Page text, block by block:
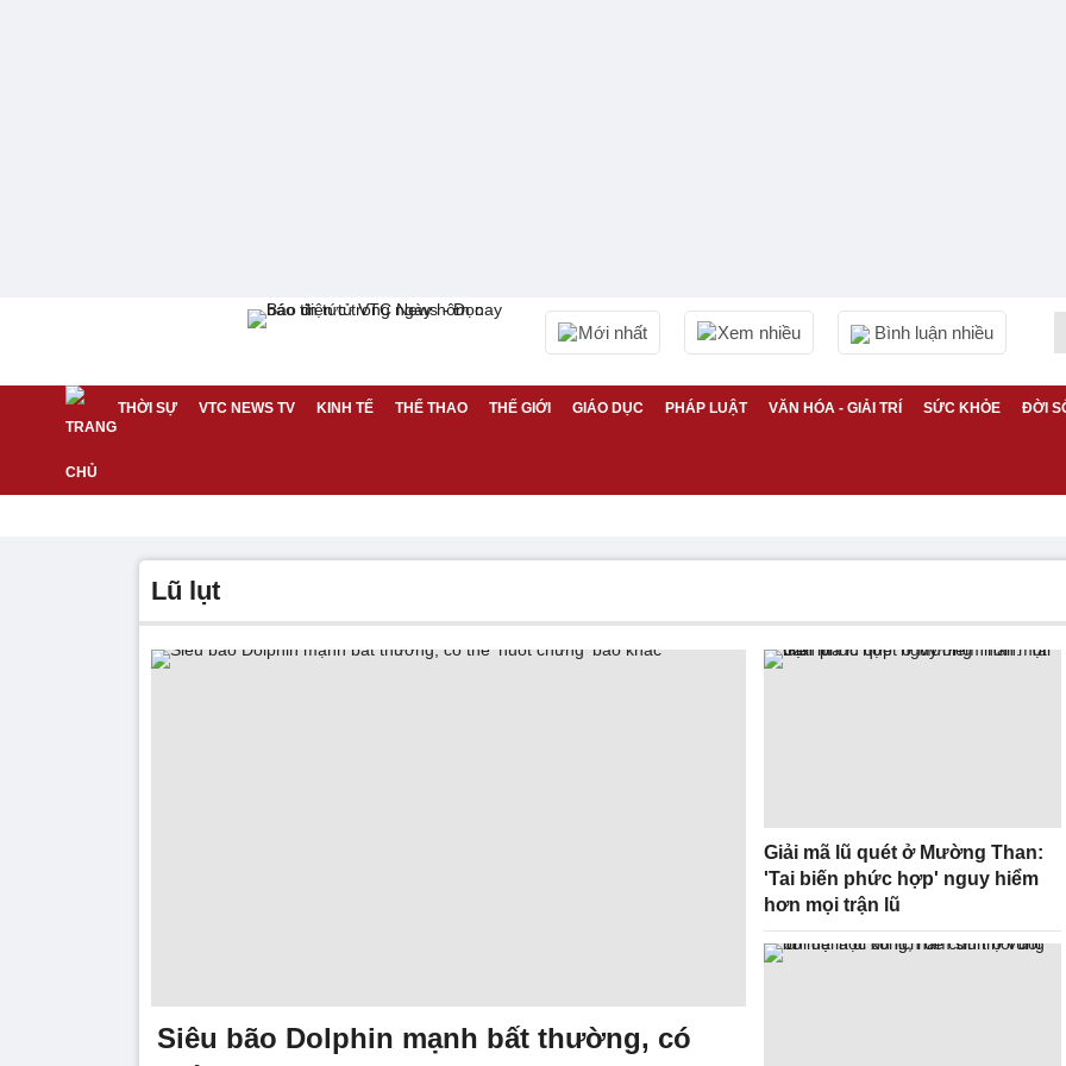
Mới nhất Xem nhiều Bình luận nhiều
THỜI SỰ VTC NEWS TV KINH TẾ THỂ THAO THẾ GIỚI GIÁO DỤC PHÁP LUẬT VĂN HÓA - GIẢI TRÍ SỨC KHỎE ĐỜI
lũ lụt
Siêu bão Dolphin mạnh bất thường, có
Giải mã lũ quét ở Mường Than:
'Tai biến phức hợp' nguy hiểm
hơn mọi trận lũ